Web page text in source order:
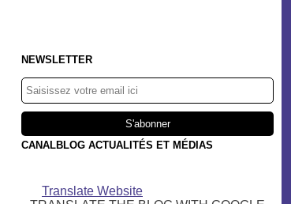
NEWSLETTER
CANALBLOG ACTUALITÉS ET MÉDIAS
Translate Website